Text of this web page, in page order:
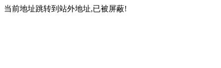
当前地址跳转到站外地址,已被屏蔽!